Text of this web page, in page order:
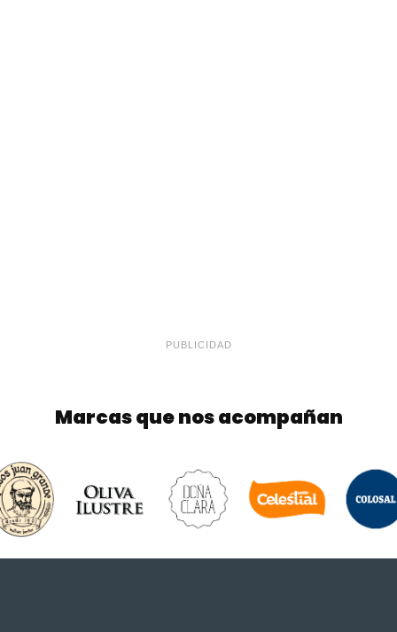
PUBLICIDAD
Marcas que nos acompañan